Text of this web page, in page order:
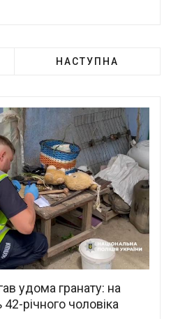
НАСТУПНА
удома гранату: на
річного чоловіка